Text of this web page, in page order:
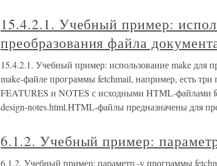
15.4.2.1. Учебный пример:
преобразования файла
15.4.2.1. Учебный пример: использование make для
make-файле программы fetchmail, например, есть
FEATURES и NOTES с исходными HTML-файлами
design-notes.html.HTML-файлы предназначены для
6.1.2. Учебный пример:
6.1.2. Учебный пример: параметр -v программы